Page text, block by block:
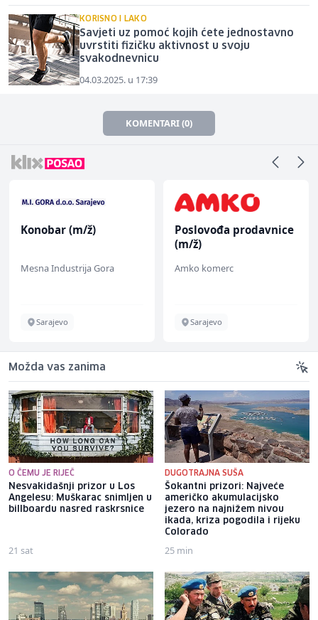
KORISNO I LAKO
Savjeti uz pomoć kojih ćete jednostavno
uvrstiti fizičku aktivnost u svoju
svakodnevnicu
04.03.2025. u 17:39
KOMENTARI (0)
Konobar (m/ž)
Mesna Industrija Gora
Sarajevo
Poslovođa prodavnice
(m/ž)
Amko komerc
Sarajevo
Možda vas zanima
O ČEMU JE RIJEČ
Nesvakidašnji prizor u Los
Angelesu: Muškarac snimljen u
billboardu nasred raskrsnice
21 sat
DUGOTRAJNA SUŠA
Šokantni prizori: Najveće
američko akumulacijsko
jezero na najnižem nivou
ikada, kriza pogodila i rijeku
Colorado
25 min